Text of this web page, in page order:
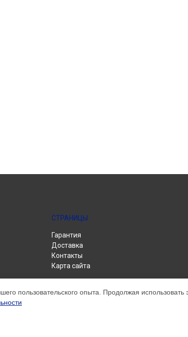
СТРАНИЦЫ
Гарантия
Доставка
Контакты
Карта сайта
пользовательского опыта. Продолжая использовать